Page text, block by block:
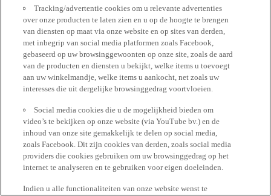
Tracking/advertentie cookies om u relevante advertenties
over onze producten te laten zien en u op de hoogte te brengen
van diensten op maat via onze website en op sites van derden,
met inbegrip van social media platformen zoals Facebook,
gebaseerd op uw browsinggewoonten op onze site, zoals de aard
van de producten en diensten u bekijkt, welke items u toevoegt
aan uw winkelmandje, welke items u aankocht, net zoals uw
interesses die uit dergelijke browsinggedrag voortvloeien.
Social media cookies die u de mogelijkheid bieden om
video’s te bekijken op onze website (via YouTube bv.) en de
inhoud van onze site gemakkelijk te delen op social media,
zoals Facebook. Dit zijn cookies van derden, zoals social media
providers die cookies gebruiken om uw browsinggedrag op het
internet te analyseren en te gebruiken voor eigen doeleinden.
Indien u alle functionaliteiten van onze website wenst te